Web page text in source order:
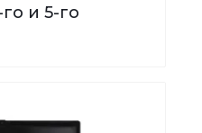
и 5-го